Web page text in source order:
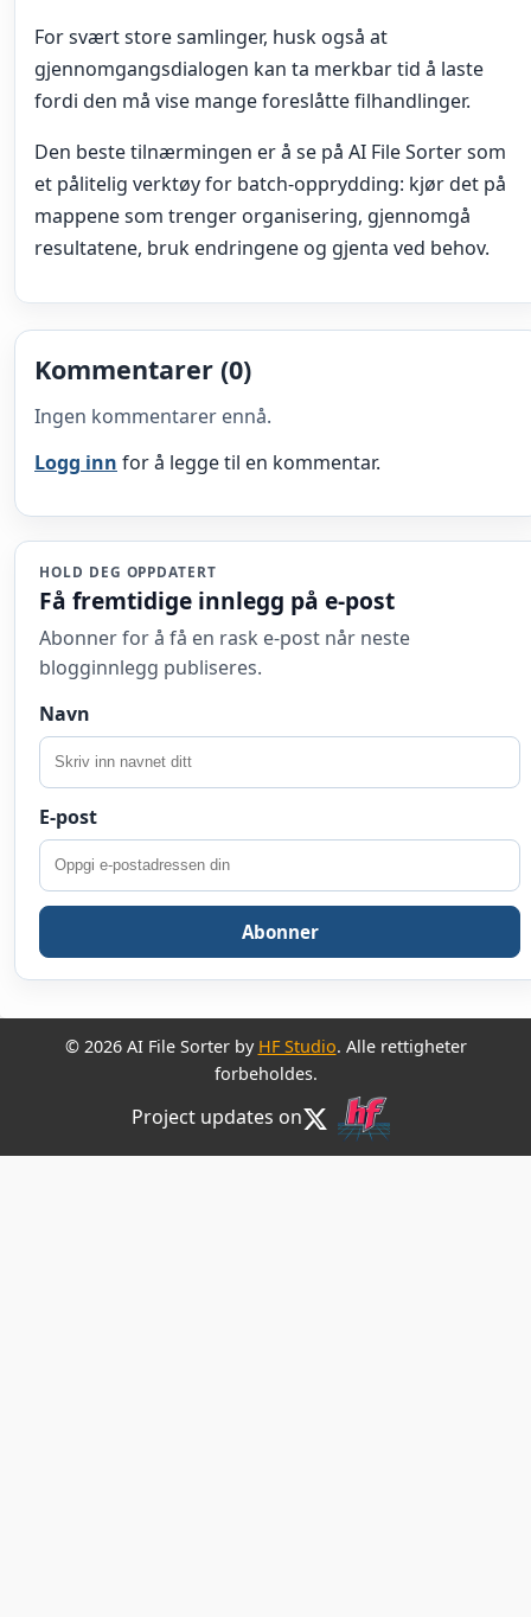
For svært store samlinger, husk også at
gjennomgangsdialogen kan ta merkbar tid å laste
fordi den må vise mange foreslåtte filhandlinger.
Den beste tilnærmingen er å se på AI File Sorter som
et pålitelig verktøy for batch-opprydding: kjør det på
mappene som trenger organisering, gjennomgå
resultatene, bruk endringene og gjenta ved behov.
Kommentarer (0)
Ingen kommentarer ennå.
Logg inn for å legge til en kommentar.
HOLD DEG OPPDATERT
Få fremtidige innlegg på e-post
Abonner for å få en rask e-post når neste
blogginnlegg publiseres.
Navn
E-post
Abonner
© 2026 AI File Sorter by HF Studio. Alle rettigheter
forbeholdes.
Project updates on